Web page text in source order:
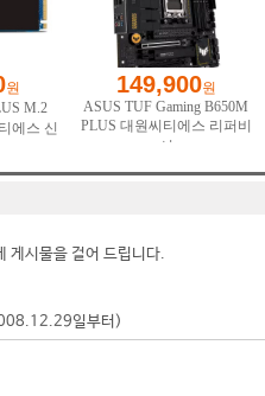
게시물을 걸어 드립니다.
일부터)